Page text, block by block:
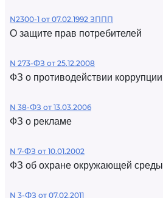
N2300-1 от 07.02.1992 ЗППП
О защите прав потребителей
N 273-ФЗ от 25.12.2008
ФЗ о противодействии коррупции
N 38-ФЗ от 13.03.2006
ФЗ о рекламе
N 7-ФЗ от 10.01.2002
ФЗ об охране окружающей среды
N 3-ФЗ от 07.02.2011